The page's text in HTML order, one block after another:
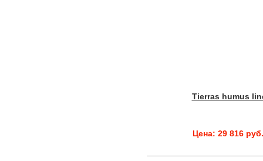
Tierras humus
Цена: 29 816 руб.